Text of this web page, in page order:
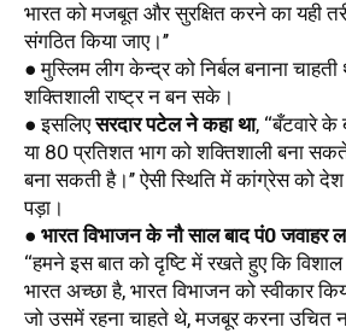
भारत को मजबूत और सुरक्षित करने का यही
संगठित किया जाए।’’
● मुस्लिम लीग केन्द्र को निर्बल बनाना
शक्तिशाली राष्ट्र न बन सके।
● इसलिए सरदार पटेल ने कहा था, ‘‘बँटवारे
या 80 प्रतिशत भाग को शक्तिशाली बना
बना सकती है।’’ ऐसी स्थिति में कांग्रेस को देश
पड़ा।
● भारत विभाजन के नौ साल बाद पं0 जवाहर
‘‘हमने इस बात को दृष्टि में रखते हुए कि
भारत अच्छा है, भारत विभाजन को स्वीकार
जो उसमें रहना चाहते थे, मजबूर करना उचित